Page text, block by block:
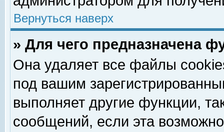
Вернуться наверх
» Для чего предназначена
Она удаляет все файлы
под вашим
выполняет другие функции,
сообщений, если эта